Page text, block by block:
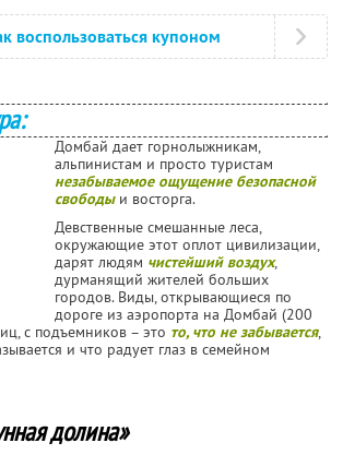
воспользоваться купоном
Домбай дает горнолыжникам,
альпинистам и просто туристам
незабываемое ощущение безопасной
свободыи восторга.
Девственные смешанные леса,
окружающие этот оплот цивилизации,
дарят людям чистейший воздух,
дурманящий жителей больших
городов. Виды, открывающиеся по
дороге из аэропорта на Домбай (200
с подъемников – это то, что не забывается,
и что радует глаз в семейном
долина»